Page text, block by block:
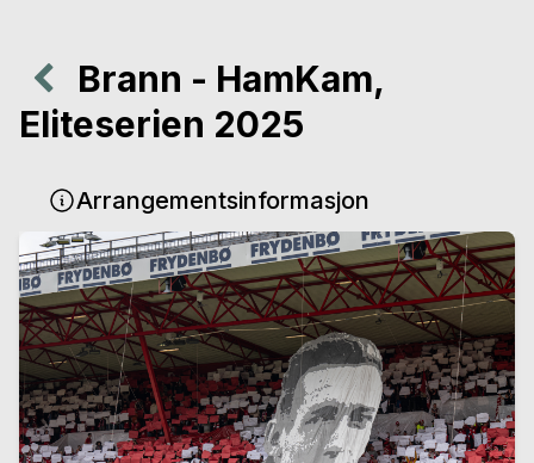
Brann - HamKam,
Eliteserien 2025
Arrangementsinformasjon